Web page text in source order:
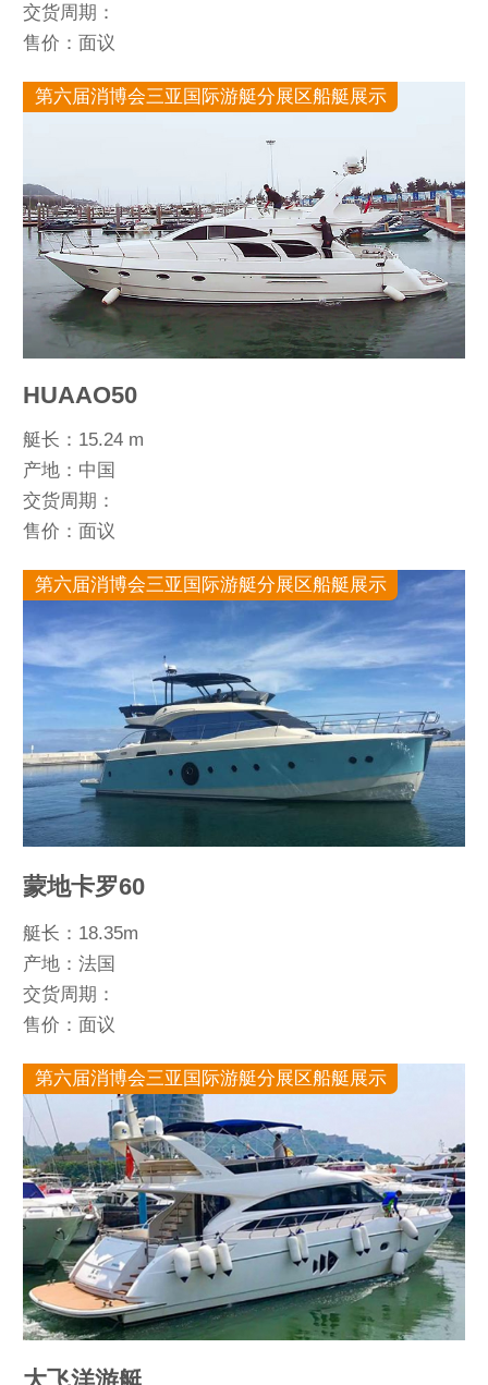
交货周期：
售价：面议
第六届消博会三亚国际游艇分展区船艇展示
HUAAO50
艇长：15.24 m
产地：中国
交货周期：
售价：面议
第六届消博会三亚国际游艇分展区船艇展示
蒙地卡罗60
艇长：18.35m
产地：法国
交货周期：
售价：面议
第六届消博会三亚国际游艇分展区船艇展示